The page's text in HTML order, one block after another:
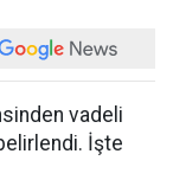
vadeli
İşte